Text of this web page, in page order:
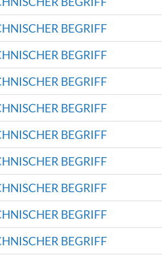
BEGRIFF
BEGRIFF
BEGRIFF
BEGRIFF
BEGRIFF
BEGRIFF
BEGRIFF
BEGRIFF
BEGRIFF